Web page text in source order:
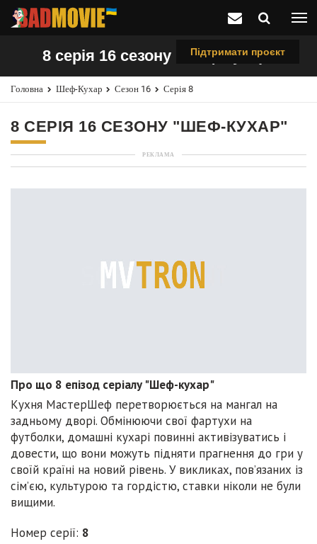
Підтримати проєкт
8 серія 16 сезону "Шеф-кухар"
Головна Шеф-Кухар Сезон 16 Серія 8
8 СЕРІЯ 16 СЕЗОНУ "ШЕФ-КУХАР"
РЕКЛАМА
Про що 8 епізод серіалу "Шеф-кухар"
Кухня МастерШеф перетворюється на мангал на
задньому дворі. Обмінюючи свої фартухи на
футболки, домашні кухарі повинні активізуватись і
довести, що вони можуть підняти прагнення до гри у
своїй країні на новий рівень. У викликах, пов’язаних із
сім’єю, культурою та гордістю, ставки ніколи не були
вищими.
Номер серії: 8